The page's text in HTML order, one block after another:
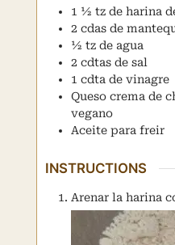
1 ½ tz de harina
2 cdas de
½ tz de agua
2 cdtas de sal
1 cdta de vinagre
Queso crema de
vegano
Aceite para freir
INSTRUCTIONS
Arenar la harina